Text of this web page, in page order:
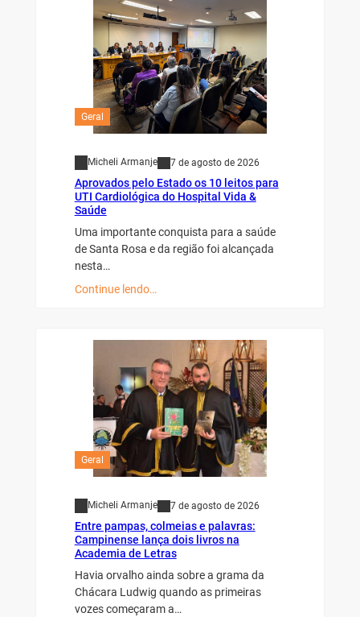
Geral
Micheli Armanje 7 de agosto de 2026
Aprovados pelo Estado os 10 leitos para
UTI Cardiológica do Hospital Vida &
Saúde
Uma importante conquista para a saúde
de Santa Rosa e da região foi alcançada
nesta…
Continue lendo…
Geral
Micheli Armanje 7 de agosto de 2026
Entre pampas, colmeias e palavras:
Campinense lança dois livros na
Academia de Letras
Havia orvalho ainda sobre a grama da
Chácara Ludwig quando as primeiras
vozes começaram a…